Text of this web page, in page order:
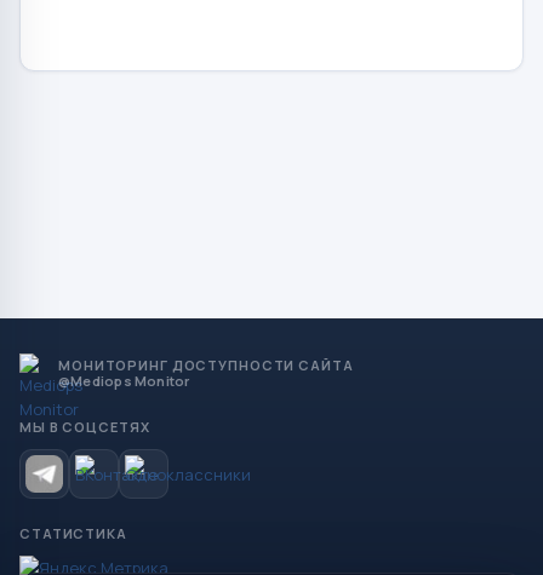
МОНИТОРИНГ ДОСТУПНОСТИ САЙТА
@Mediops Monitor
МЫ В СОЦСЕТЯХ
СТАТИСТИКА